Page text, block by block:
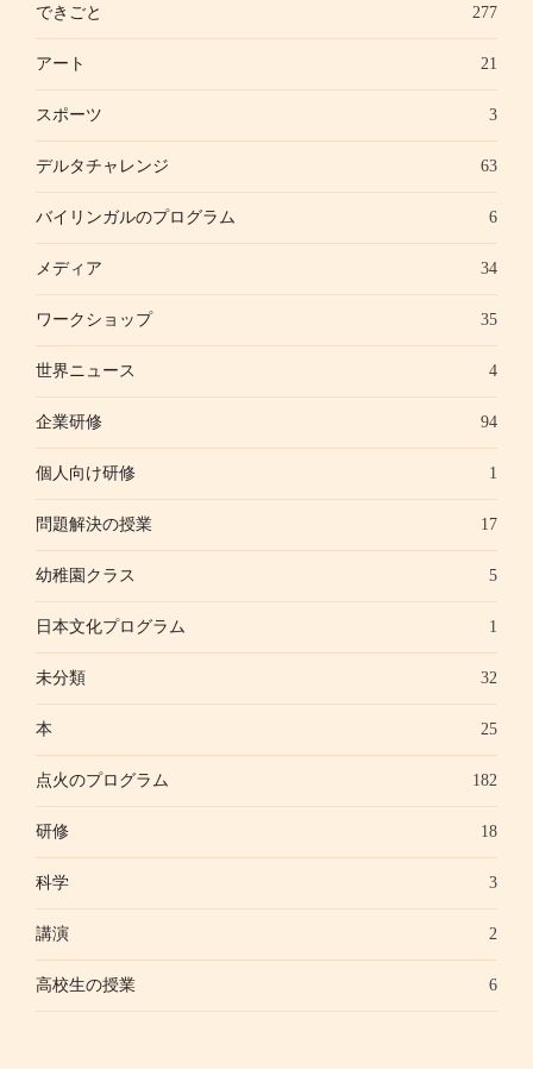
できごと 277
アート 21
スポーツ 3
デルタチャレンジ 63
バイリンガルのプログラム 6
メディア 34
ワークショップ 35
世界ニュース 4
企業研修 94
個人向け研修 1
問題解決の授業 17
幼稚園クラス 5
日本文化プログラム 1
未分類 32
本 25
点火のプログラム 182
研修 18
科学 3
講演 2
高校生の授業 6